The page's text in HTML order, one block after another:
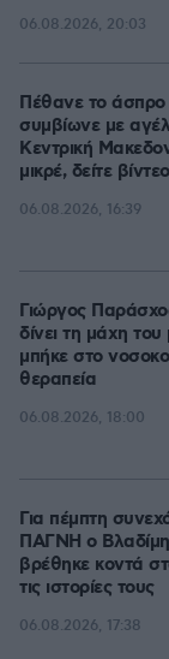
06.08.2026, 20:03
Πέθανε το άσπρο
συμβίωνε με
Κεντρική
μικρέ, δείτε βίντεο
06.08.2026, 16:39
Γιώργος
δίνει τη μάχη
μπήκε στο
θεραπεία
06.08.2026, 18:00
Για πέμπτη
ΠΑΓΝΗ ο
βρέθηκε κοντά
τις ιστορίες τους
06.08.2026, 17:38